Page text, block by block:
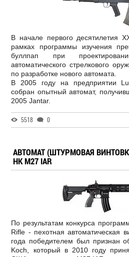
В начале первого десятилетия
рамках программы изучения
буллпап при
автоматического стрелкового
по разработке нового автомата.
В 2005 году на предприятии
собран опытный автомат,
2005 Jantar.
5518 0
АВТОМАТ (ШТУРМОВАЯ
HK M27 IAR
По результатам конкурса
Rifle - пехотная автоматическая
года победителем был признан
Koch, который в 2010 году